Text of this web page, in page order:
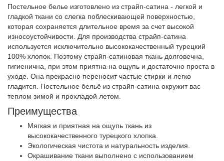
Постельное белье изготовлено из страйп-сатина - легкой и
гладкой ткани со слегка поблескивающей поверхностью,
которая сохраняется длительное время за счет высокой
износоустойчивости. Для производства страйп-сатина
используется исключительно высококачественный турецкий
100% хлопок. Поэтому страйп-сатиновая ткань долговечна,
гигиенична, при этом приятна на ощупь и достаточно проста в
уходе. Она прекрасно переносит частые стирки и легко
гладится. Постельное бельё из страйп-сатина окружит вас
теплом зимой и прохладой летом.
Преимущества
Мягкая и приятная на ощупь ткань из
высококачественного турецкого хлопка.
Экологическая чистота и натуральность изделия.
Окрашивание ткани выполнено с использованием